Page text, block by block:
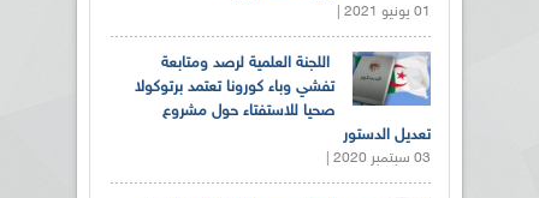
01 يونيو 2021 |
اللجنة العلمية لرصد ومتابعة
تفشي وباء كورونا تعتمد برتوكولا
صحيا للاستفتاء حول مشروع
تعديل الدستور
03 سبتمبر 2020 |